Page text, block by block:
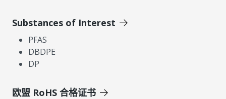
Substances of Interest
PFAS
DBDPE
DP
欧盟 RoHS 合格证书